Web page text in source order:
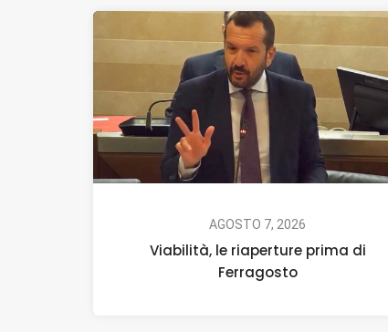
AGOSTO 7, 2026
Viabilità, le riaperture prima di
Ferragosto